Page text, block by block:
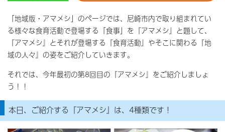
「地域版・アマメシ」のページでは、尼崎市内で取り組まれてい
る様々な食育活動で登場する「食事」を『アマメシ』と題して、
『アマメシ』とそれが登場する『食育活動』やそこに関わる『地
域の人々』の姿をご紹介していきます。
それでは、今年最初の第8回目の『アマメシ』をご紹介しましょ
う！！
本日、ご紹介する『アマメシ』は、4種類です！